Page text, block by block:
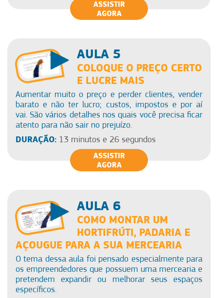
ASSISTIR
AGORA
AULA 5
COLOQUE O PREÇO CERTO
E LUCRE MAIS
Aumentar muito o preço e perder clientes, vender
barato e não ter lucro; custos, impostos e por aí
vai. São vários detalhes nos quais você precisa ficar
atento para não sair no prejuízo.
DURAÇÃO:13 minutos e 26 segundos
ASSISTIR
AGORA
AULA 6
COMO MONTAR UM
HORTIFRÚTI, PADARIA E
AÇOUGUE PARA A SUA MERCEARIA
O tema dessa aula foi pensado especialmente para
os empreendedores que possuem uma mercearia e
pretendem expandir ou melhorar seus espaços
específicos.